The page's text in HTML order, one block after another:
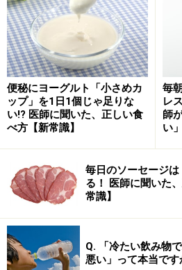
便秘にヨーグルト「小さめカ
ップ」を1日1個じゃ足りな
い!? 医師に聞いた、正しい食
べ方【新常識】
毎
レ
師
い
毎日のソーセージ
る！ 医師に聞いた
常識】
Q. 「冷たい飲み物
悪い」って本当です